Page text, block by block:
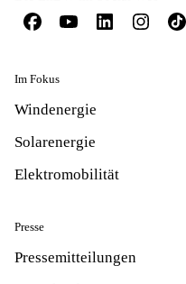
Im Fokus
Windenergie
Solarenergie
Elektromobilität
Presse
Pressemitteilungen